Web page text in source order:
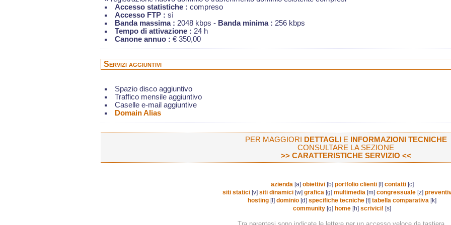
Accesso statistiche : compreso
Accesso FTP : sì
Banda massima : 2048 kbps - Banda minima : 256 kbps
Tempo di attivazione : 24 h
Canone annuo : € 350,00
Servizi aggiuntivi
Spazio disco aggiuntivo
Traffico mensile aggiuntivo
Caselle e-mail aggiuntive
Domain Alias
PER MAGGIORI DETTAGLI E
INFORMAZIONI TECNICHE
CONSULTARE LA SEZIONE
>> CARATTERISTICHE SERVIZIO <<
azienda[a] obiettivi[b] portfolio clienti[f] contatti[c]
siti statici [v] siti dinamici [w] grafica [g] multimedia [m] congressuale [z]
hosting [l] dominio [d] specifiche tecniche [t] tabella comparativa [k]
community [q] home [h] scrivici! [s]